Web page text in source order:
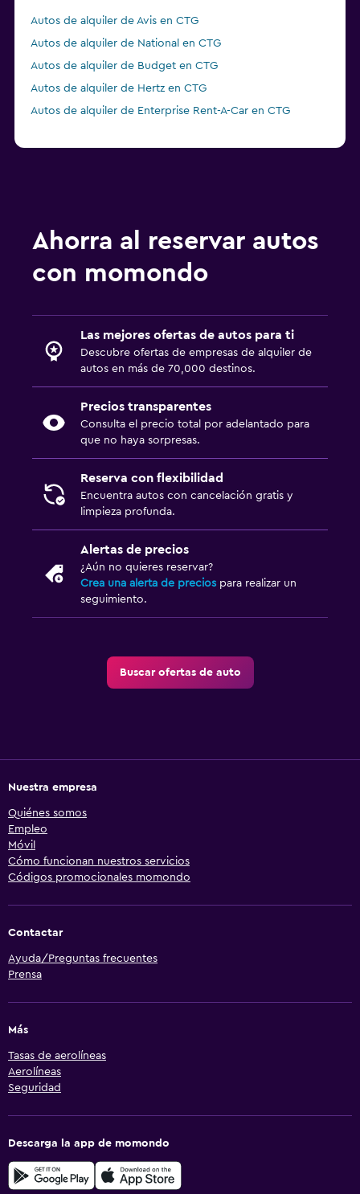
Autos de alquiler de Avis en CTG
Autos de alquiler de National en CTG
Autos de alquiler de Budget en CTG
Autos de alquiler de Hertz en CTG
Autos de alquiler de Enterprise Rent-A-Car en CTG
Ahorra al reservar autos
con momondo
Las mejores ofertas de autos para ti
Descubre ofertas de empresas de alquiler de
autos en más de 70,000 destinos.
Precios transparentes
Consulta el precio total por adelantado para
que no haya sorpresas.
Reserva con flexibilidad
Encuentra autos con cancelación gratis y
limpieza profunda.
Alertas de precios
¿Aún no quieres reservar?
Crea una alerta de precios para realizar un
seguimiento.
Buscar ofertas de auto
Nuestra empresa
Quiénes somos
Empleo
Móvil
Cómo funcionan nuestros servicios
Códigos promocionales momondo
Contactar
Ayuda/Preguntas frecuentes
Prensa
Más
Tasas de aerolíneas
Aerolíneas
Seguridad
Descarga la app de momondo